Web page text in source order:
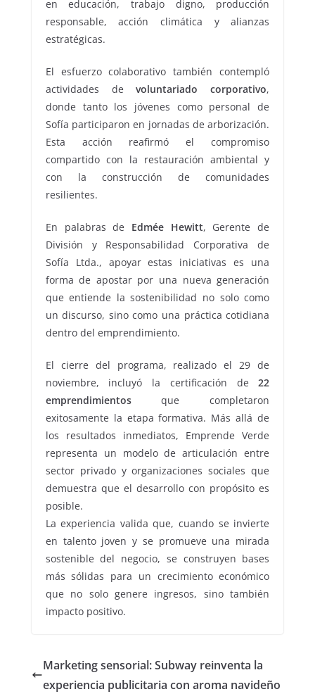
en educación, trabajo digno, producción
responsable, acción climática y alianzas
estratégicas.
El esfuerzo colaborativo también contempló
actividades devoluntariado corporativo,
donde tanto los jóvenes como personal de
Sofía participaron en jornadas de arborización.
Esta acción reafirmó el compromiso
compartido con la restauración ambiental y
con la construcción de comunidades
resilientes.
En palabras de Edmée Hewitt, Gerente de
División y Responsabilidad Corporativa de
Sofía Ltda., apoyar estas iniciativas es una
forma de apostar por una nueva generación
que entiende la sostenibilidad no solo como
un discurso, sino como una práctica cotidiana
dentro del emprendimiento.
El cierre del programa, realizado el 29 de
noviembre, incluyó la certificación de22
emprendimientosque completaron
exitosamente la etapa formativa. Más allá de
los resultados inmediatos, Emprende Verde
representa un modelo de articulación entre
sector privado y organizaciones sociales que
demuestra que el desarrollo con propósito es
posible.
La experiencia valida que, cuando se invierte
en talento joven y se promueve una mirada
sostenible del negocio, se construyen bases
más sólidas para un crecimiento económico
que no solo genere ingresos, sino también
impacto positivo.
Marketing sensorial: Subway reinventa la
experiencia publicitaria con aroma navideño